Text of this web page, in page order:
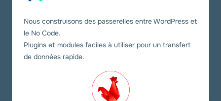
Nous construisons des passerelles entre WordPress et
le No Code.
Plugins et modules faciles à utiliser pour un transfert
de données rapide.